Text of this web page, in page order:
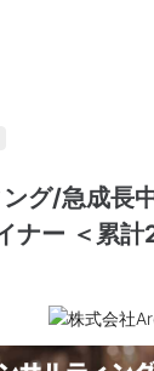
グ/急成長
ナー ＜累計